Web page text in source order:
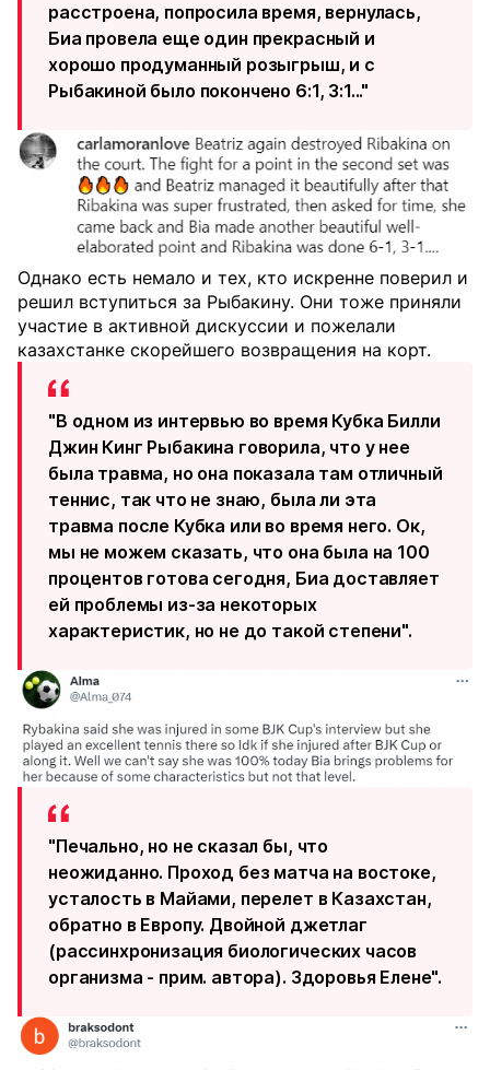
расстроена, попросила время, вернулась,
Биа провела еще один прекрасный и
хорошо продуманный розыгрыш, и с
Рыбакиной было покончено 6:1, 3:1..."
Однако есть немало и тех, кто искренне поверил и
решил вступиться за Рыбакину. Они тоже приняли
участие в активной дискуссии и пожелали
казахстанке скорейшего возвращения на корт.
"В одном из интервью во время Кубка Билли
Джин Кинг Рыбакина говорила, что у нее
была травма, но она показала там отличный
теннис, так что не знаю, была ли эта
травма после Кубка или во время него. Ок,
мы не можем сказать, что она была на 100
процентов готова сегодня, Биа доставляет
ей проблемы из-за некоторых
характеристик, но не до такой степени".
"Печально, но не сказал бы, что
неожиданно. Проход без матча на востоке,
усталость в Майами, перелет в Казахстан,
обратно в Европу. Двойной джетлаг
(рассинхронизация биологических часов
организма - прим. автора). Здоровья Елене".